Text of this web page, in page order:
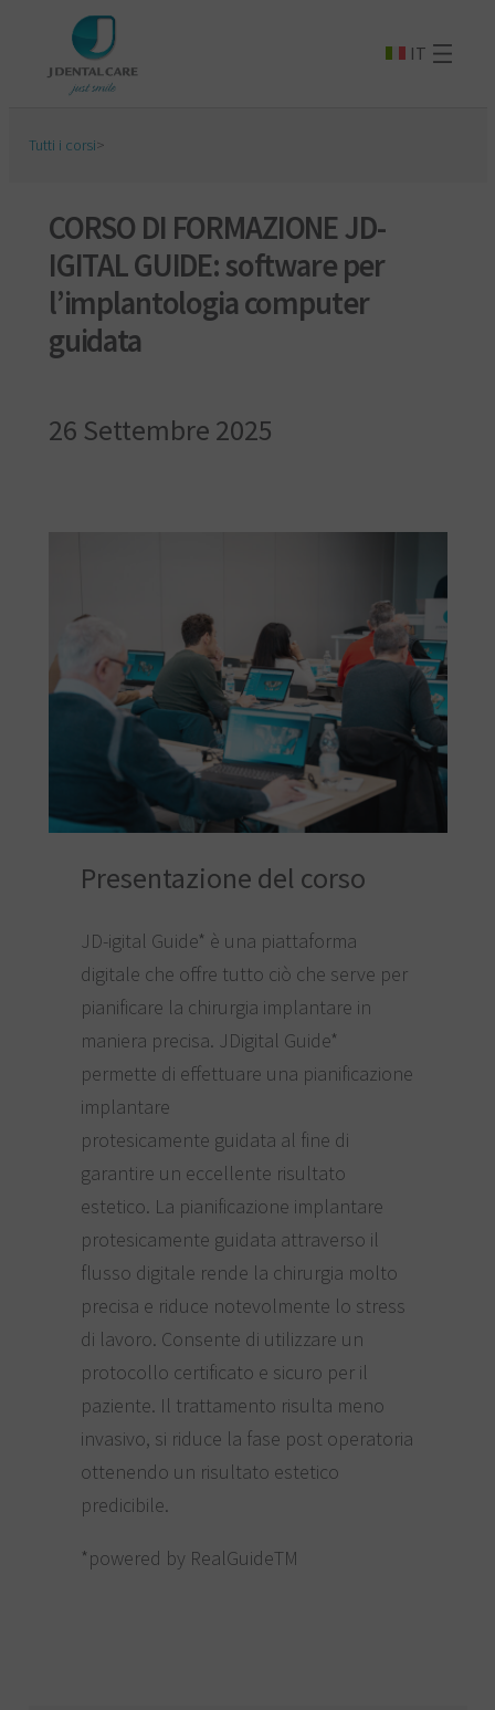
IT
Tutti i corsi>
CORSO DI FORMAZIONE JD-
IGITAL GUIDE: software per
l’implantologia computer
guidata
26 Settembre 2025
Presentazione del corso
JD-igital Guide* è una piattaforma
digitale che offre tutto ciò che serve per
pianificare la chirurgia implantare in
maniera precisa. JDigital Guide*
permette di effettuare una pianificazione
implantare
protesicamente guidata al fine di
garantire un eccellente risultato
estetico. La pianificazione implantare
protesicamente guidata attraverso il
flusso digitale rende la chirurgia molto
precisa e riduce notevolmente lo stress
di lavoro. Consente di utilizzare un
protocollo certificato e sicuro per il
paziente. Il trattamento risulta meno
invasivo, si riduce la fase post operatoria
ottenendo un risultato estetico
predicibile.
*powered by RealGuideTM